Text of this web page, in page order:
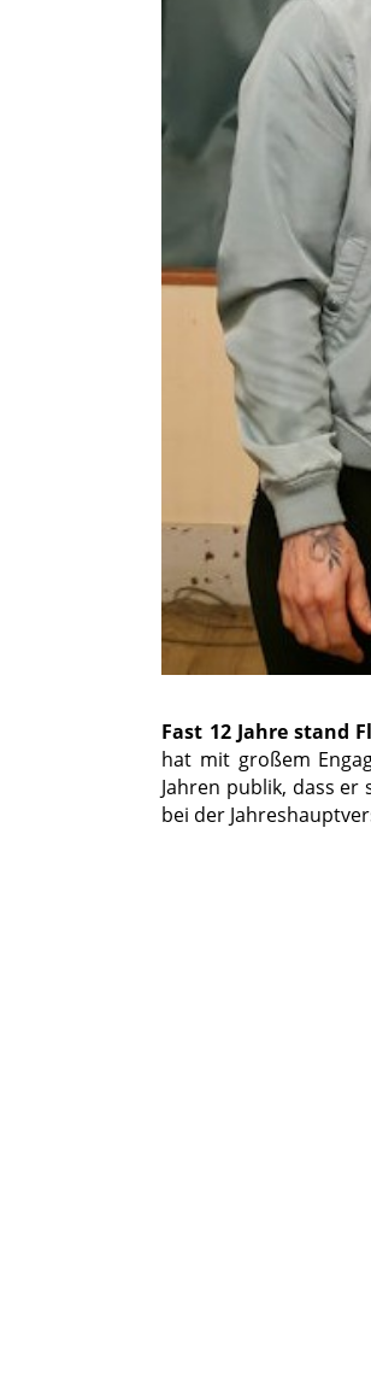
Fast 12 Jahre stand
hat mit großem
Jahren publik, dass
bei der